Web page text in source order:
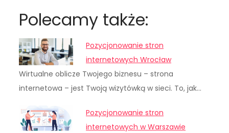
Polecamy także:
Pozycjonowanie stron
internetowych Wrocław
Wirtualne oblicze Twojego biznesu – strona
internetowa – jest Twoją wizytówką w sieci. To, jak…
Pozycjonowanie stron
internetowych w Warszawie